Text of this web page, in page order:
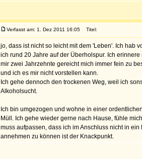
Verfasst am: 1. Dez 2011 16:05 Titel:
jo, dass ist nicht so leicht mit dem 'Leben'. Ich hab
ich rund 20 Jahre auf der Überholspur. Ich
mir zwei Jahrzehnte gereicht mich immer fein zu
und ich es mir nicht vorstellen kann.
Ich gehe dennoch den trockenen Weg, weil ich
Alkoholsucht.
Ich bin umgezogen und wohne in einer
Müll. Ich gehe wieder gerne nach Hause, fühle
muss aufpassen, dass ich im Anschluss nicht in
annehmen zu können ist der Knackpunkt.